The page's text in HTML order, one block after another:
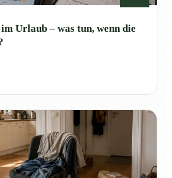
Urlaub – was tun, wenn die